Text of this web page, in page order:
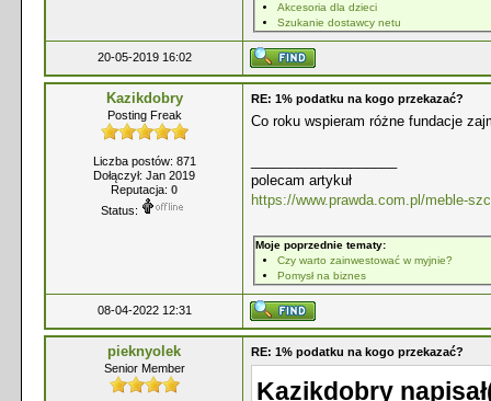
Akcesoria dla dzieci
Szukanie dostawcy netu
20-05-2019 16:02
Kazikdobry
Posting Freak
Liczba postów: 871
Dołączył: Jan 2019
Reputacja: 0
Status:
RE: 1% podatku na kogo przekazać?
Co roku wspieram różne fundacje
polecam artykuł
https://www.prawda.com.pl/meble-
Moje poprzednie tematy:
Czy warto zainwestować w myjnie?
Pomysł na biznes
08-04-2022 12:31
pieknyolek
Senior Member
RE: 1% podatku na kogo przekazać?
Kazikdobry